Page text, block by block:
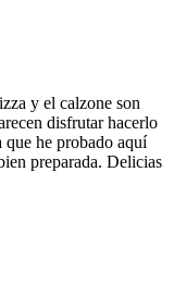
y el calzone son
disfrutar hacerlo
he probado aquí
preparada. Delicias